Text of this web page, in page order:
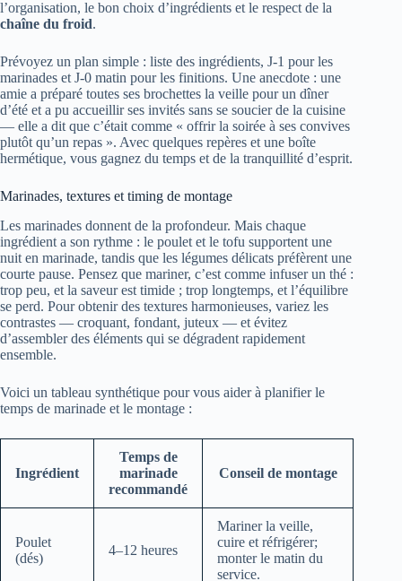
l’organisation, le bon choix d’ingrédients et le respect de la
chaîne du froid.
Prévoyez un plan simple : liste des ingrédients, J-1 pour les
marinades et J-0 matin pour les finitions. Une anecdote : une
amie a préparé toutes ses brochettes la veille pour un dîner
d’été et a pu accueillir ses invités sans se soucier de la cuisine
— elle a dit que c’était comme « offrir la soirée à ses convives
plutôt qu’un repas ». Avec quelques repères et une boîte
hermétique, vous gagnez du temps et de la tranquillité d’esprit.
Marinades, textures et timing de montage
Les marinades donnent de la profondeur. Mais chaque
ingrédient a son rythme : le poulet et le tofu supportent une
nuit en marinade, tandis que les légumes délicats préfèrent une
courte pause. Pensez que mariner, c’est comme infuser un thé :
trop peu, et la saveur est timide ; trop longtemps, et l’équilibre
se perd. Pour obtenir des textures harmonieuses, variez les
contrastes — croquant, fondant, juteux — et évitez
d’assembler des éléments qui se dégradent rapidement
ensemble.
Voici un tableau synthétique pour vous aider à planifier le
temps de marinade et le montage :
Ingrédient
Temps de
marinade
recommandé
Conseil de montage
Poulet
(dés)
4–12 heures
Mariner la veille,
cuire et réfrigérer;
monter le matin du
service.